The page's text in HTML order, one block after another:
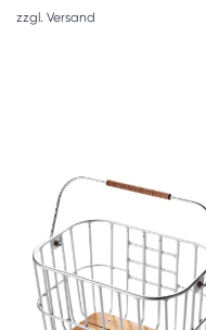
zzgl. Versand